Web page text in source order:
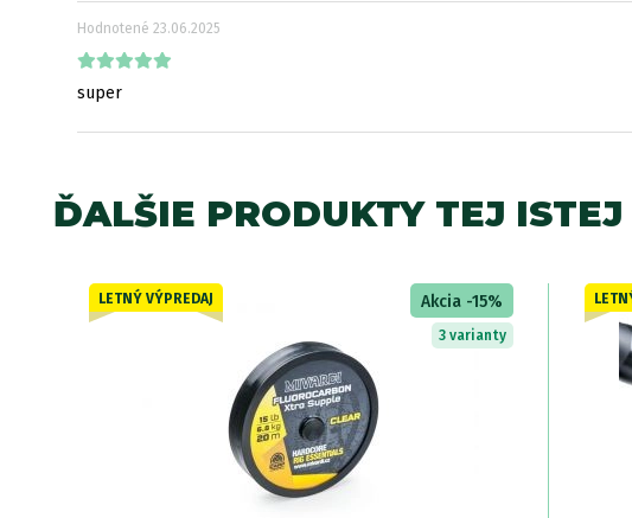
Hodnotené 23.06.2025
super
ĎALŠIE PRODUKTY TEJ
LETNÝ VÝPREDAJ Akcia -15%
3 varianty